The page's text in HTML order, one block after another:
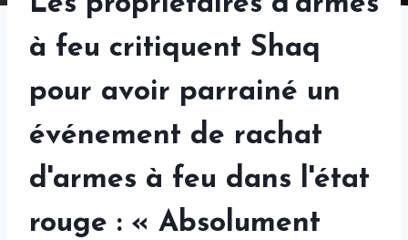
à feu critiquent Shaq
pour avoir parrainé un
événement de rachat
d'armes à feu dans l'état
rouge : « Absolument